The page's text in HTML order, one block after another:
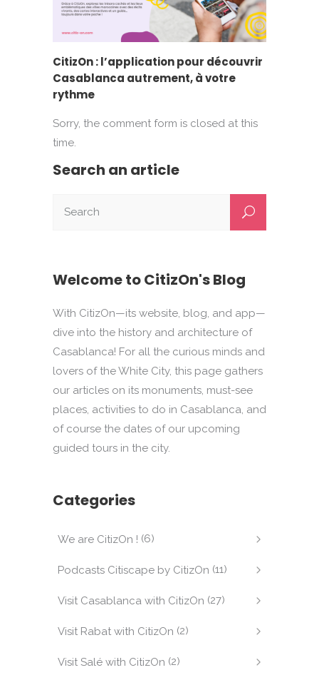
CitizOn : l’application pour découvrir
Casablanca autrement, à votre
rythme
Sorry, the comment form is closed at this
time.
Search an article
Welcome to CitizOn's Blog
With CitizOn—its website, blog, and app—
dive into the history and architecture of
Casablanca! For all the curious minds and
lovers of the White City, this page gathers
our articles on its monuments, must-see
places, activities to do in Casablanca, and
of course the dates of our upcoming
guided tours in the city.
Categories
We are CitizOn ! (6)
Podcasts Citiscape by CitizOn (11)
Visit Casablanca with CitizOn (27)
Visit Rabat with CitizOn (2)
Visit Salé with CitizOn (2)